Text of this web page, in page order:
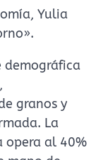
Yulia
demográfica
granos y
La
opera al 40%